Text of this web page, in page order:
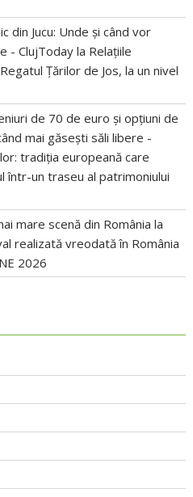
din Jucu: Unde și când vor
- ClujToday la Relațiile
Țărilor de Jos, la un nivel
de 70 de euro și opțiuni de
mai găsești săli libere -
tradiția europeană care
într-un traseu al patrimoniului
mare scenă din România la
realizată vreodată în România
2026